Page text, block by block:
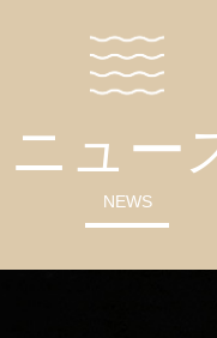
ニュー
NEWS